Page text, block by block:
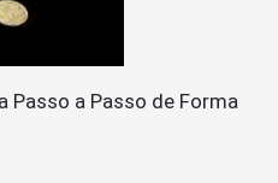
Passo a Passo de Forma